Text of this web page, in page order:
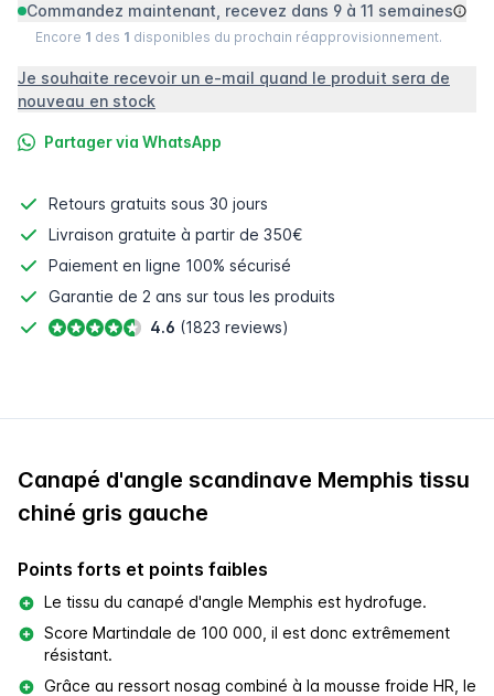
Commandez maintenant, recevez dans 9 à 11 semaines
Encore 1 des 1 disponibles du prochain réapprovisionnement.
Je souhaite recevoir un e-mail quand le produit sera de
nouveau en stock
Partager via WhatsApp
Retours gratuits sous 30 jours
Livraison gratuite à partir de 350€
Paiement en ligne 100% sécurisé
Garantie de 2 ans sur tous les produits
4.6 (1823 reviews)
Canapé d'angle scandinave Memphis tissu
chiné gris gauche
Points forts et points faibles
Le tissu du canapé d'angle Memphis est hydrofuge.
Score Martindale de 100 000, il est donc extrêmement
résistant.
Grâce au ressort nosag combiné à la mousse froide HR, le